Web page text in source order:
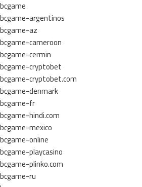
bcgame
bcgame-argentinos
bcgame-az
bcgame-cameroon
bcgame-cermin
bcgame-cryptobet
bcgame-cryptobet.com
bcgame-denmark
bcgame-fr
bcgame-hindi.com
bcgame-mexico
bcgame-online
bcgame-playcasino
bcgame-plinko.com
bcgame-ru